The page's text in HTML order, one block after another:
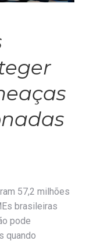
57,2 milhões
brasileiras
pode
quando